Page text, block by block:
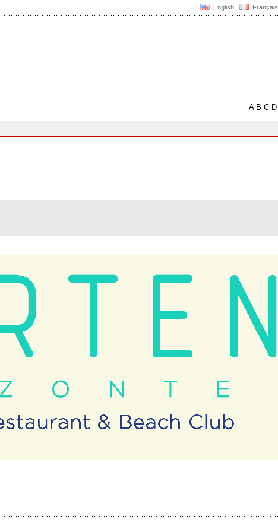
English Français
AB C D